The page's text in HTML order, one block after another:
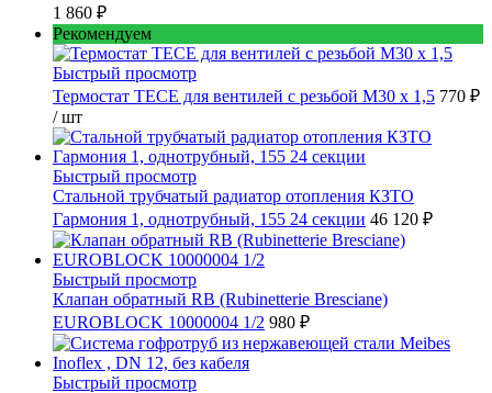
1 860 ₽
Рекомендуем
Быстрый просмотр
Термостат TECE для вентилей с резьбой М30 х 1,5 770 ₽
/ шт
Быстрый просмотр
Стальной трубчатый радиатор отопления КЗТО
Гармония 1, однотрубный, 155 24 секции 46 120 ₽
Быстрый просмотр
Клапан обратный RB (Rubinetterie Bresciane)
EUROBLOCK 10000004 1/2 980 ₽
Быстрый просмотр